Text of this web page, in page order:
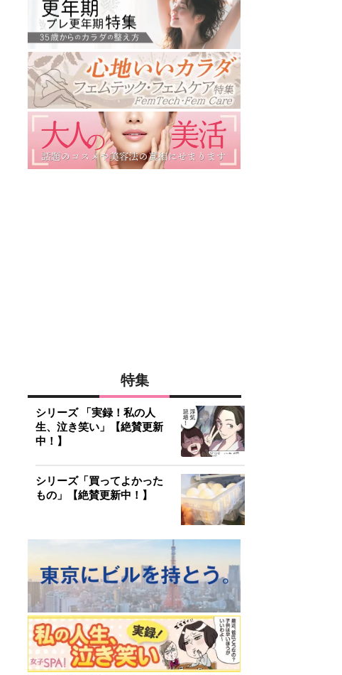
特集
シリーズ 「実録！私の人
生、泣き笑い」【絶賛更新
中！】
シリーズ「買ってよかった
もの」【絶賛更新中！】